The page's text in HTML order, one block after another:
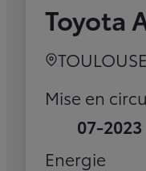
Toyota
TOULOUSE
Mise en
07-2023
Energie